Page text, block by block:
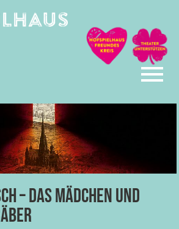
– Das Mädchen und